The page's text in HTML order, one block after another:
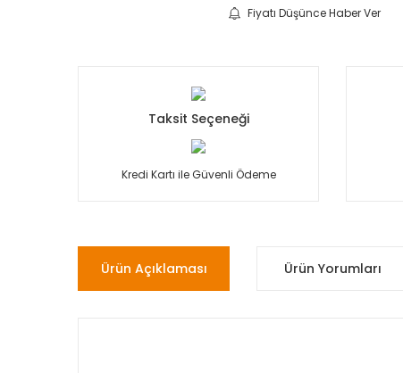
Fiyatı Düşünce Haber Ver
Taksit Seçeneği
Kredi Kartı ile Güvenli Ödeme
Ürün Açıklaması Ürün Yorumları